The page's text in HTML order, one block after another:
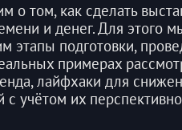
том, как сделать
и денег. Для этого
этапы подготовки,
примерах
лайфхаки для
учётом их